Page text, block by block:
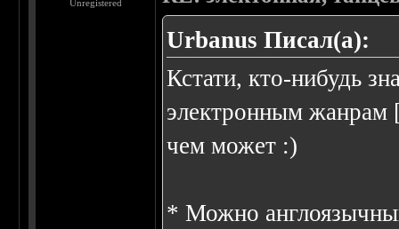
Unregistered
Urbanus Писал(а):
Кстати, кто-нибудь
электронным жанрам
чем может :)
* Можно